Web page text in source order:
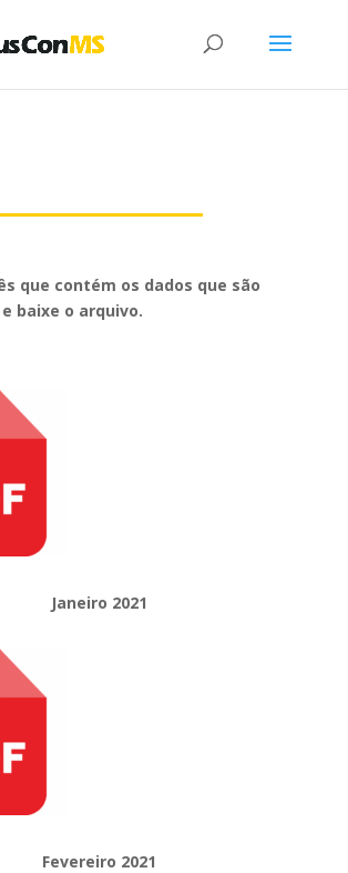
que contém os dados que são
baixe o arquivo.
Janeiro 2021
Fevereiro 2021